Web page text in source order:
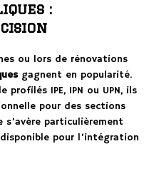
:
ou lors de rénovations
gagnent en popularité.
IPE, IPN ou UPN, ils
pour des sections
particulièrement
pour l’intégration